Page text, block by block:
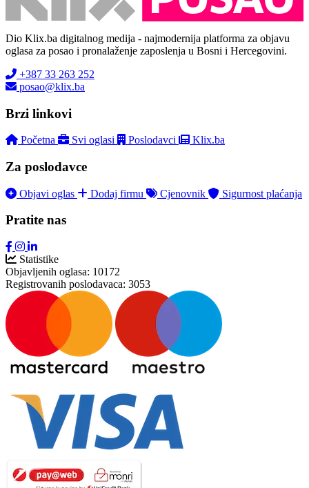
Dio Klix.ba digitalnog medija - najmodernija platforma za objavu
oglasa za posao i pronalaženje zaposlenja u Bosni i Hercegovini.
+387 33 263 252
posao@klix.ba
Brzi linkovi
Početna Svi oglasi Poslodavci Klix.ba
Za poslodavce
Objavi oglas Dodaj firmu Cjenovnik Sigurnost plaćanja
Pratite nas
Statistike
Objavljenih oglasa: 10172
Registrovanih poslodavaca: 3053